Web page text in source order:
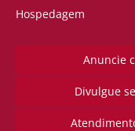
Hospedagem
Anuncie
Divulgue